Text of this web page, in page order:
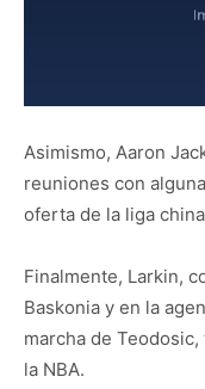
Asimismo, Aaron
reuniones con
oferta de la liga
Finalmente, Larkin,
Baskonia y en la
marcha de
la NBA.